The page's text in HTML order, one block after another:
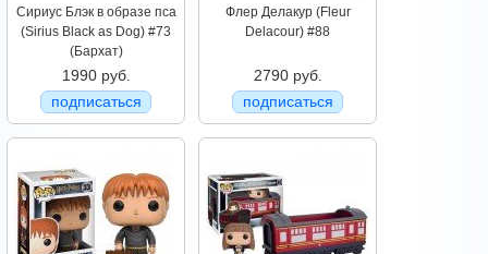
Сириус Блэк в образе пса
(Sirius Black as Dog) #73
(Бархат)
1990 руб.
подписаться
Флер Делакур (Fleur
Delacour) #88
2790 руб.
подписаться